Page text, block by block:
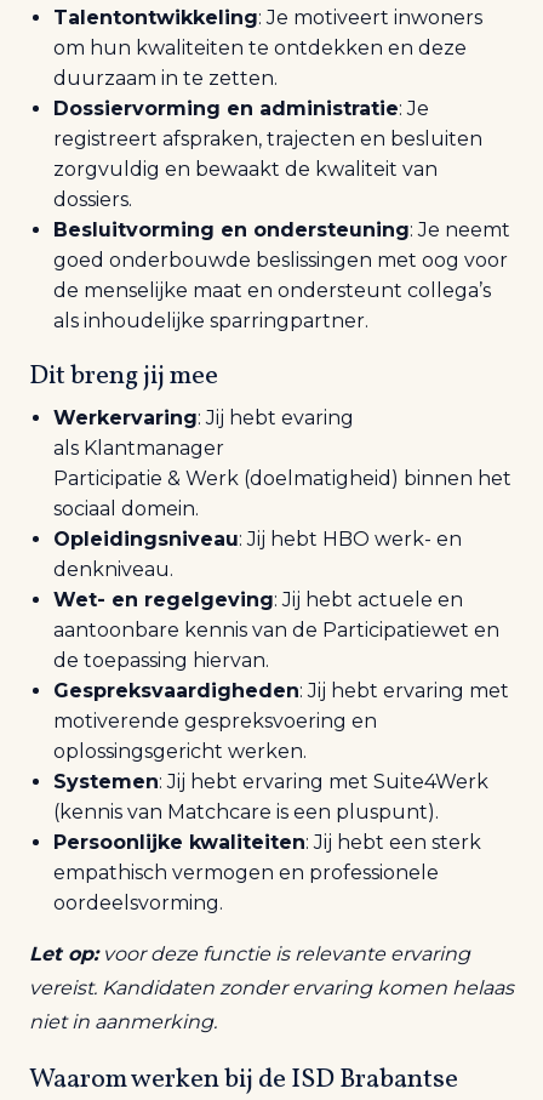
Talentontwikkeling: Je motiveert inwoners
om hun kwaliteiten te ontdekken en deze
duurzaam in te zetten.
Dossiervorming en administratie: Je
registreert afspraken, trajecten en besluiten
zorgvuldig en bewaakt de kwaliteit van
dossiers.
Besluitvorming en ondersteuning: Je neemt
goed onderbouwde beslissingen met oog voor
de menselijke maat en ondersteunt collega’s
als inhoudelijke sparringpartner.
Dit breng jij mee
Werkervaring: Jij hebt evaring
als Klantmanager
Participatie & Werk (doelmatigheid) binnen het
sociaal domein.
Opleidingsniveau: Jij hebt HBO werk- en
denkniveau.
Wet- en regelgeving: Jij hebt actuele en
aantoonbare kennis van de Participatiewet en
de toepassing hiervan.
Gespreksvaardigheden: Jij hebt ervaring met
motiverende gespreksvoering en
oplossingsgericht werken.
Systemen: Jij hebt ervaring met Suite4Werk
(kennis van Matchcare is een pluspunt).
Persoonlijke kwaliteiten: Jij hebt een sterk
empathisch vermogen en professionele
oordeelsvorming.
Let op:voor deze functie is relevante ervaring
vereist. Kandidaten zonder ervaring komen helaas
niet in aanmerking.
Waarom werken bij de ISD Brabantse